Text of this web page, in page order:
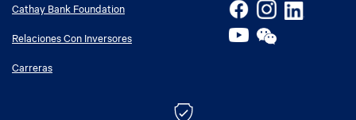
Cathay Bank Foundation
Relaciones Con Inversores
Carreras